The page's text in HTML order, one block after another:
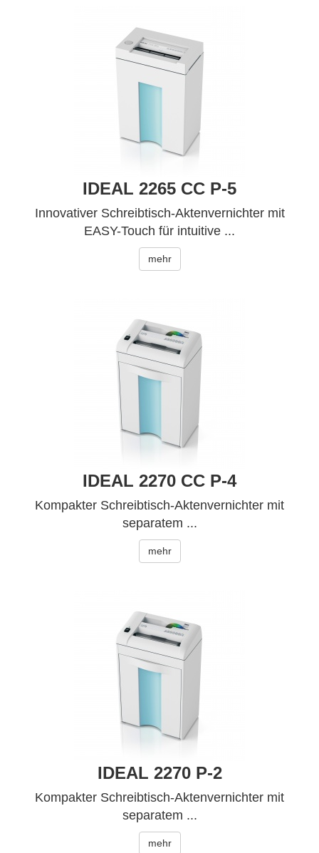
IDEAL 2265 CC P-5
Innovativer Schreibtisch-Aktenvernichter mit
EASY-Touch für intuitive ...
mehr
IDEAL 2270 CC P-4
Kompakter Schreibtisch-Aktenvernichter mit
separatem ...
mehr
IDEAL 2270 P-2
Kompakter Schreibtisch-Aktenvernichter mit
separatem ...
mehr